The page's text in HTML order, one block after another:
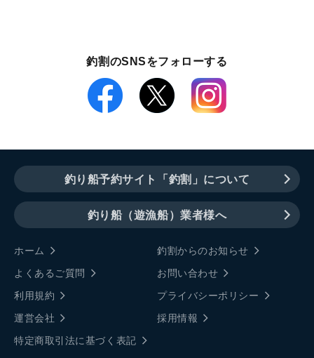
釣割のSNSをフォローする
釣り船予約サイト「釣割」について
釣り船（遊漁船）業者様へ
ホーム
釣割からのお知らせ
よくあるご質問
お問い合わせ
利用規約
プライバシーポリシー
運営会社
採用情報
特定商取引法に基づく表記